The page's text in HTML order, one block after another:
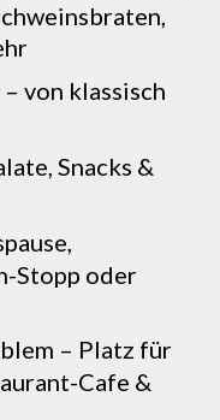
von klassisch
Snacks &
Stopp oder
– Platz für
Cafe &